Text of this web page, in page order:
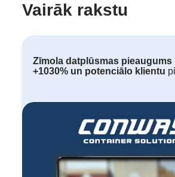
Vairāk rakstu
Zīmola datplūsmas pieaugums
+1030% un potenciālo klientu pi